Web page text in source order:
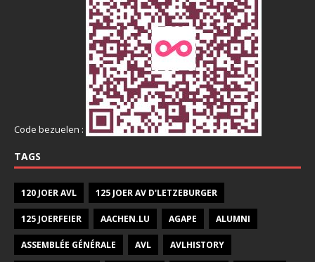
Code bezuelen :
TAGS
120 JOER AVL 125 JOER AV D'LETZEBURGER
125 JOERFEIER AACHEN.LU AGAPE ALUMNI
ASSEMBLÉE GÉNÉRALE AVL AVLHISTORY